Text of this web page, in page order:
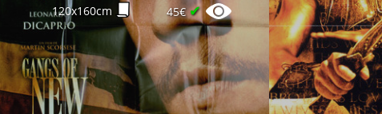
120x160cm 45€✔